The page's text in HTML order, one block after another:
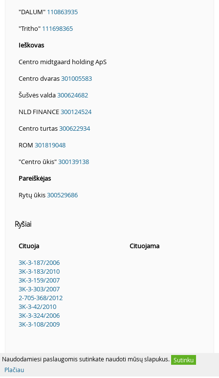
Naudodamiesi paslaugomis sutinkate naudoti mūsų slapukus. Sutinku
Plačiau
"DALUM" 110863935
"Tritho" 111698365
Ieškovas
Centro midtgaard holding ApS
Centro dvaras301005583
Šušvės valda300624682
NLD FINANCE300124524
Centro turtas300622934
ROM 301819048
"Centro ūkis"300139138
Pareiškėjas
Rytų ūkis300529686
Ryšiai
Cituoja
Cituojama
3K-3-187/2006
3K-3-183/2010
3K-3-159/2007
3K-3-303/2007
2-705-368/2012
3K-3-42/2010
3K-3-324/2006
3K-3-108/2009